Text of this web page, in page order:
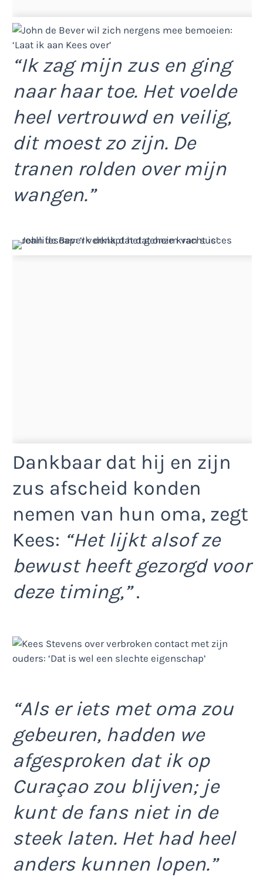
“Ik zag mijn zus en ging
naar haar toe. Het voelde
heel vertrouwd en veilig,
dit moest zo zijn. De
tranen rolden over mijn
wangen.”
Dankbaar dat hij en zijn
zus afscheid konden
nemen van hun oma, zegt
Kees: “Het lijkt alsof ze
bewust heeft gezorgd voor
deze timing,”.
“Als er iets met oma zou
gebeuren, hadden we
afgesproken dat ik op
Curaçao zou blijven; je
kunt de fans niet in de
steek laten. Het had heel
anders kunnen lopen.”